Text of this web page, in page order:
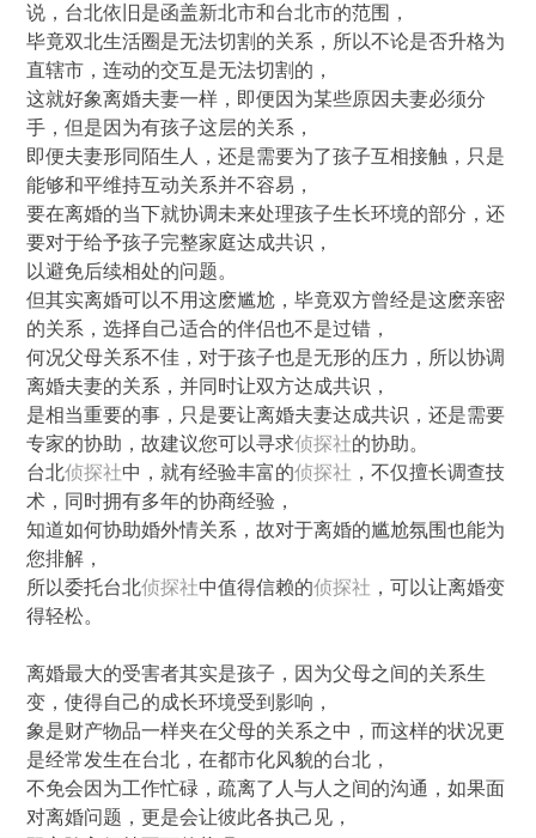
说，台北依旧是函盖新北市和台北市的范围，
毕竟双北生活圈是无法切割的关系，所以不论是否升格为
直辖市，连动的交互是无法切割的，
这就好象离婚夫妻一样，即便因为某些原因夫妻必须分
手，但是因为有孩子这层的关系，
即便夫妻形同陌生人，还是需要为了孩子互相接触，只是
能够和平维持互动关系并不容易，
要在离婚的当下就协调未来处理孩子生长环境的部分，还
要对于给予孩子完整家庭达成共识，
以避免后续相处的问题。
但其实离婚可以不用这麽尴尬，毕竟双方曾经是这麽亲密
的关系，选择自己适合的伴侣也不是过错，
何况父母关系不佳，对于孩子也是无形的压力，所以协调
离婚夫妻的关系，并同时让双方达成共识，
是相当重要的事，只是要让离婚夫妻达成共识，还是需要
专家的协助，故建议您可以寻求侦探社的协助。
台北侦探社中，就有经验丰富的侦探社 ，不仅擅长调查技
术，同时拥有多年的协商经验，
知道如何协助婚外情关系，故对于离婚的尴尬氛围也能为
您排解，
所以委托台北侦探社中值得信赖的侦探社 ，可以让离婚变
得轻松。
离婚最大的受害者其实是孩子，因为父母之间的关系生
变，使得自己的成长环境受到影响，
象是财产物品一样夹在父母的关系之中，而这样的状况更
是经常发生在台北，在都市化风貌的台北，
不免会因为工作忙碌，疏离了人与人之间的沟通，如果面
对离婚问题，更是会让彼此各执己见，